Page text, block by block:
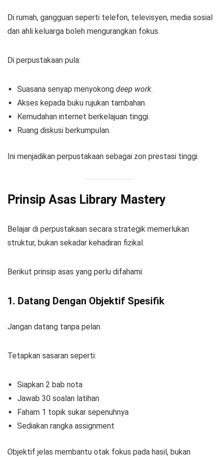
Di rumah, gangguan seperti telefon, televisyen, media sosial
dan ahli keluarga boleh mengurangkan fokus.
Di perpustakaan pula:
Suasana senyap menyokong deep work.
Akses kepada buku rujukan tambahan.
Kemudahan internet berkelajuan tinggi.
Ruang diskusi berkumpulan.
Ini menjadikan perpustakaan sebagai zon prestasi tinggi.
Prinsip Asas Library Mastery
Belajar di perpustakaan secara strategik memerlukan
struktur, bukan sekadar kehadiran fizikal.
Berikut prinsip asas yang perlu difahami:
1. Datang Dengan Objektif Spesifik
Jangan datang tanpa pelan.
Tetapkan sasaran seperti:
Siapkan 2 bab nota
Jawab 30 soalan latihan
Faham 1 topik sukar sepenuhnya
Sediakan rangka assignment
Objektif jelas membantu otak fokus pada hasil, bukan